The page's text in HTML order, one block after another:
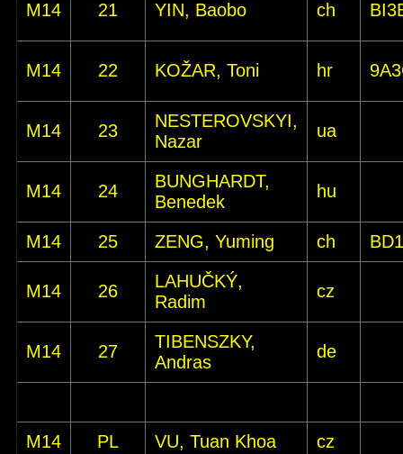
M14 21 YIN, Baobo ch
M14 22 KOŽAR, Toni hr
M14 23
NESTEROVSKYI,
Nazar
ua
M14 24
BUNGHARDT,
Benedek
hu
M14 25 ZENG, Yuming ch
M14 26
LAHUČKÝ,
Radim
cz
M14 27
TIBENSZKY,
Andras
de
M14 PL VU, Tuan Khoa
cz